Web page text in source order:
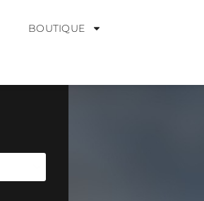
BOUTIQUE